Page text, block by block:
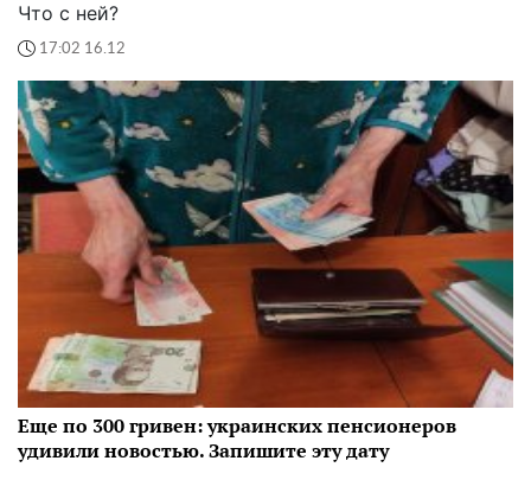
Что с ней?
17:02 16.12
Еще по 300 гривен: украинских пенсионеров
удивили новостью. Запишите эту дату